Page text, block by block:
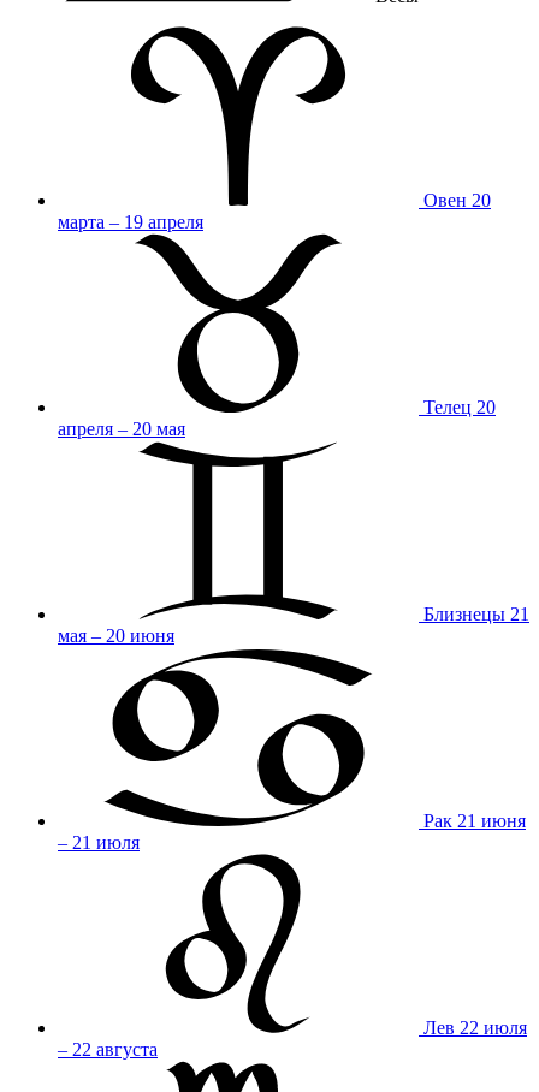
Овен 20
марта – 19 апреля
Телец 20
апреля – 20 мая
Близнецы 21
мая – 20 июня
Рак 21 июня
– 21 июля
Лев 22 июля
– 22 августа